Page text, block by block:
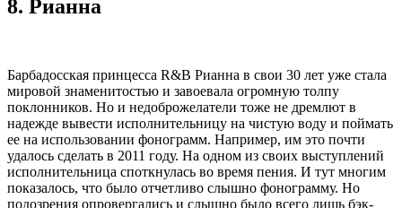
8. Рианна
Барбадосская принцесса R&B Рианна в свои 30 лет уже стала
мировой знаменитостью и завоевала огромную толпу
поклонников. Но и недоброжелатели тоже не дремлют в
надежде вывести исполнительницу на чистую воду и поймать
ее на использовании фонограмм. Например, им это почти
удалось сделать в 2011 году. На одном из своих выступлений
исполнительница споткнулась во время пения. И тут многим
показалось, что было отчетливо слышно фонограмму. Но
подозрения опровергались и слышно было всего лишь бэк-